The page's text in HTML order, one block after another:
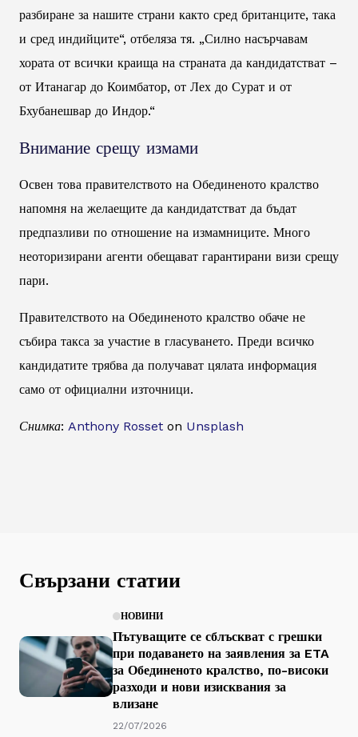
разбиране за нашите страни както сред британците, така
и сред индийците“, отбеляза тя. „Силно насърчавам
хората от всички краища на страната да кандидатстват –
от Итанагар до Коимбатор, от Лех до Сурат и от
Бхубанешвар до Индор.“
Внимание срещу измами
Освен това правителството на Обединеното кралство
напомня на желаещите да кандидатстват да бъдат
предпазливи по отношение на измамниците. Много
неоторизирани агенти обещават гарантирани визи срещу
пари.
Правителството на Обединеното кралство обаче не
събира такса за участие в гласуването. Преди всичко
кандидатите трябва да получават цялата информация
само от официални източници.
Снимка: Anthony Rosset on Unsplash
Свързани статии
НОВИНИ
Пътуващите се сблъскват с грешки
при подаването на заявления за ETA
за Обединеното кралство, по-високи
разходи и нови изисквания за
влизане
22/07/2026